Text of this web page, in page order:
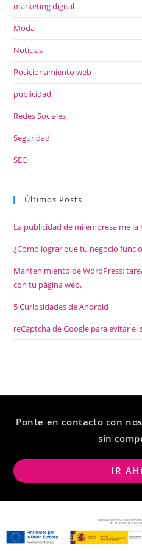
marketing digital
Moda
Noticias
Posicionamiento web
publicidad
Redes Sociales
Seguridad
SEO
Últimos Posts
La publicidad de mi empresa me la
¿Cómo lograr que tu negocio
Mantenimiento de WordPress:
con tu página web.
5 Curiosidades de Android
reCaptcha de Google para evitar el
Ponte en contacto con
sin
IR